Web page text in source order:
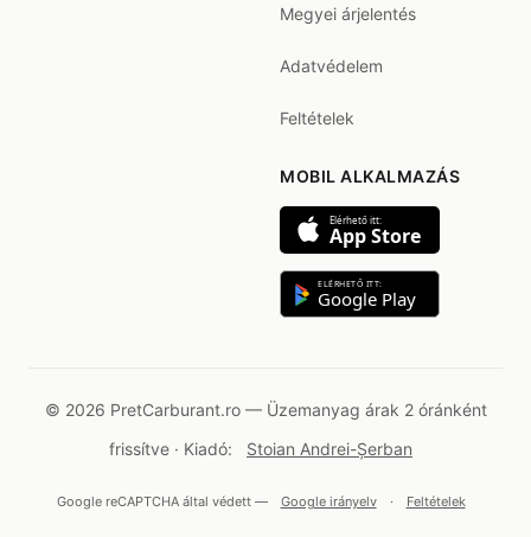
Megyei árjelentés
Adatvédelem
Feltételek
MOBIL ALKALMAZÁS
Elérhető itt:
App Store
ELÉRHETŐ ITT:
Google Play
© 2026 PretCarburant.ro — Üzemanyag árak 2 óránként
frissítve · Kiadó:
Stoian Andrei-Șerban
Google reCAPTCHA által védett — Google irányelv · Feltételek